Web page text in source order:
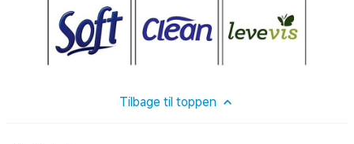
Tilbage til toppen